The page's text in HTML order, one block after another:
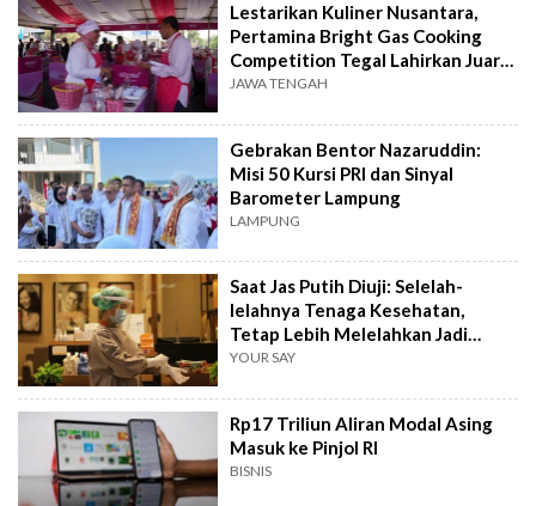
Lestarikan Kuliner Nusantara,
Pertamina Bright Gas Cooking
Competition Tegal Lahirkan Juara
Baru
JAWA TENGAH
Gebrakan Bentor Nazaruddin:
Misi 50 Kursi PRI dan Sinyal
Barometer Lampung
LAMPUNG
Saat Jas Putih Diuji: Selelah-
lelahnya Tenaga Kesehatan,
Tetap Lebih Melelahkan Jadi
Pasien
YOUR SAY
Rp17 Triliun Aliran Modal Asing
Masuk ke Pinjol RI
BISNIS